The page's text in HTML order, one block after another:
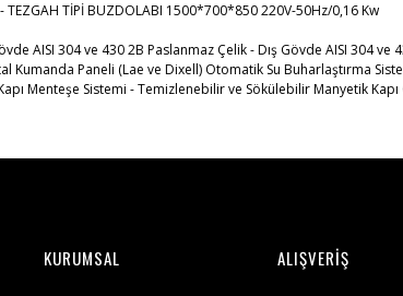
- TEZGAH TİPİ BUZDOLABI 1500*700*850 220V-50Hz/0,16 Kw
AISI 304 ve 430 2B Paslanmaz Çelik - Dış Gövde AISI 304
Kumanda Paneli (Lae ve Dixell) Otomatik Su Buharlaştırma
Menteşe Sistemi - Temizlenebilir ve Sökülebilir Manyetik Kapı
KURUMSAL ALIŞVERİŞ